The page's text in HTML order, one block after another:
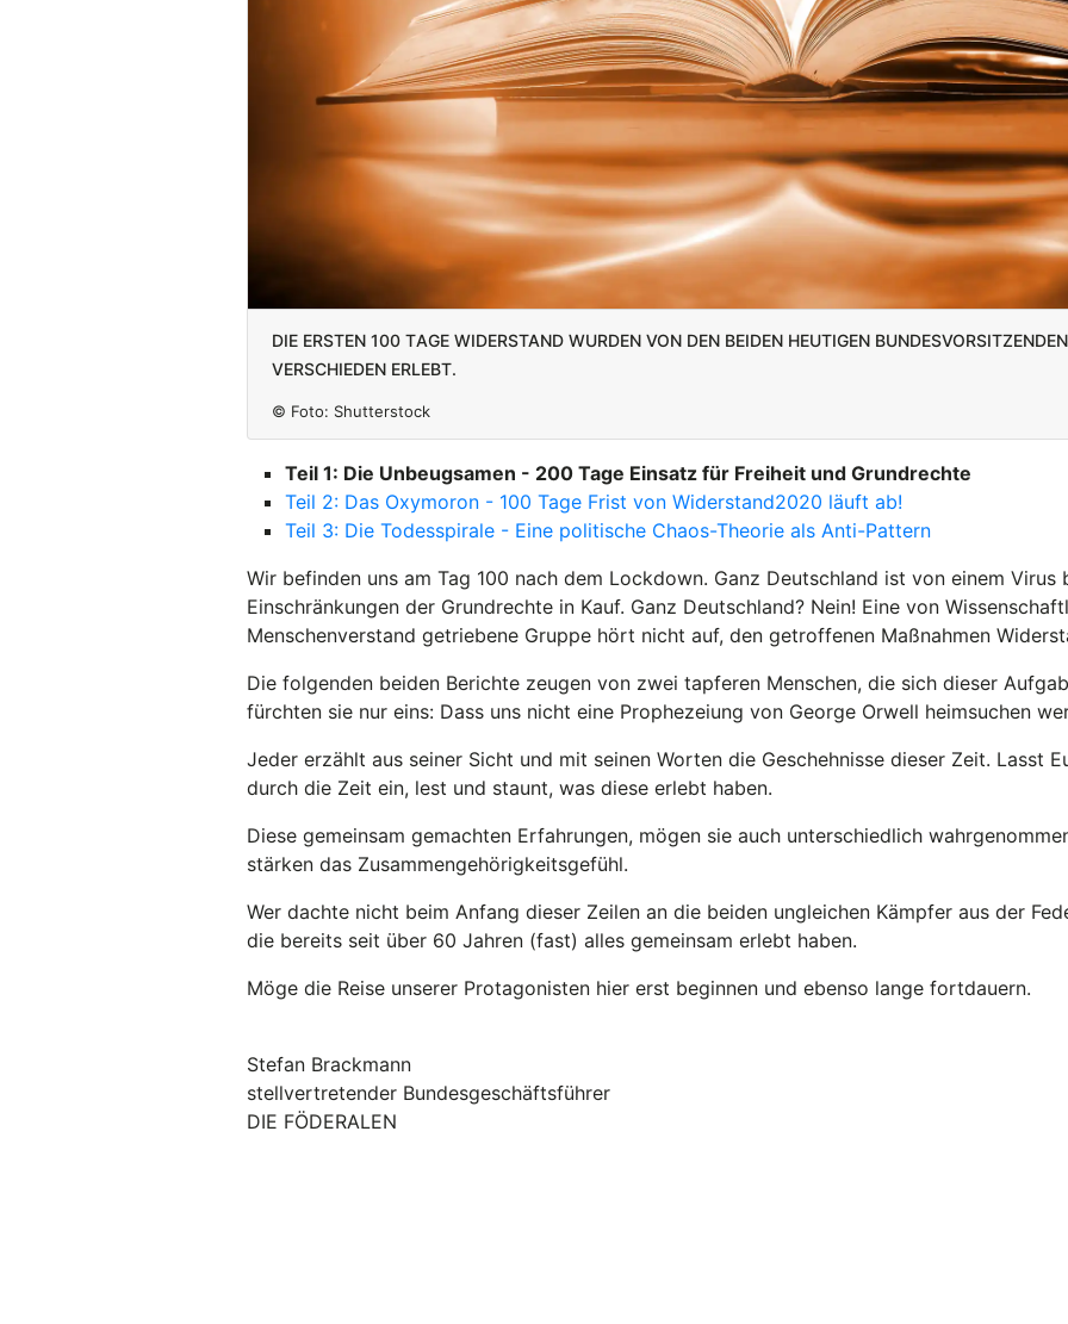
Die ersten 100 Tage Widerstand wurden von den beiden heutigen
verschieden erlebt.
© Foto: Shutterstock
Teil 1: Die Unbeugsamen - 200 Tage Einsatz für Freiheit und Grundrechte
Teil 2: Das Oxymoron - 100 Tage Frist von Widerstand2020 läuft ab!
Teil 3: Die Todesspirale - Eine politische Chaos-Theorie als Anti-Pattern
Wir befinden uns am Tag 100 nach dem Lockdown. Ganz Deutschland ist von einem Virus
Einschränkungen der Grundrechte in Kauf. Ganz Deutschland? Nein! Eine von
Menschenverstand getriebene Gruppe hört nicht auf, den getroffenen Maßnahmen
Die folgenden beiden Berichte zeugen von zwei tapferen Menschen, die sich dieser
fürchten sie nur eins: Dass uns nicht eine Prophezeiung von George Orwell heimsuchen
Jeder erzählt aus seiner Sicht und mit seinen Worten die Geschehnisse dieser Zeit. Lasst
durch die Zeit ein, lest und staunt, was diese erlebt haben.
Diese gemeinsam gemachten Erfahrungen, mögen sie auch unterschiedlich
stärken das Zusammengehörigkeitsgefühl.
Wer dachte nicht beim Anfang dieser Zeilen an die beiden ungleichen Kämpfer aus der
die bereits seit über 60 Jahren (fast) alles gemeinsam erlebt haben.
Möge die Reise unserer Protagonisten hier erst beginnen und ebenso lange fortdauern.
Stefan Brackmann
stellvertretender Bundesgeschäftsführer
DIE FÖDERALEN